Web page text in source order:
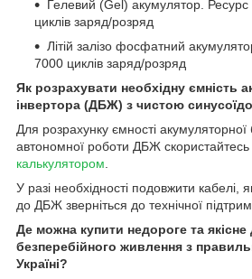
Гелевий (Gel) акумулятор.
циклів заряд/розряд
Літій залізо фосфатний
7000 циклів заряд/розряд
Як розрахувати необхідну ємність
інвертора (ДБЖ) з чистою
Для розрахунку ємності акумуляторної
автономної роботи ДБЖ скористайтесь
калькулятором
У разі необхідності подовжити кабелі,
до ДБЖ зверніться до технічної
Де можна купити недороге та
безперебійного живлення з
Україні?